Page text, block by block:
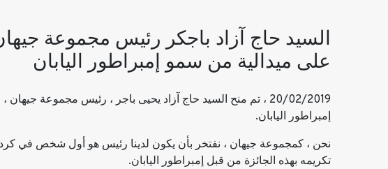
السيد حاج آزاد باجكر رئيس مجموعة
على ميدالية من سمو إمبراطور اليابان
20/02/2019 ، تم منح السيد حاج آزاد يحيى باجر ، رئيس مجموعة
إمبراطور اليابان.
نحن ، كمجموعة جيهان ، نفتخر بأن يكون لدينا رئيس هو أول شخص في
تكريمه بهذه الجائزة من قبل إمبراطور اليابان.